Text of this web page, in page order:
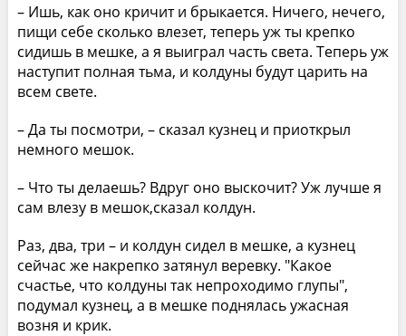
– Ишь, как оно кричит и брыкается. Ничего, нечего,
пищи себе сколько влезет, теперь уж ты крепко
сидишь в мешке, а я выиграл часть света. Теперь уж
наступит полная тьма, и колдуны будут царить на
всем свете.
– Да ты посмотри, – сказал кузнец и приоткрыл
немного мешок.
– Что ты делаешь? Вдруг оно выскочит? Уж лучше я
сам влезу в мешок,сказал колдун.
Раз, два, три – и колдун сидел в мешке, а кузнец
сейчас же накрепко затянул веревку. "Какое
счастье, что колдуны так непроходимо глупы",
подумал кузнец, а в мешке поднялась ужасная
возня и крик.